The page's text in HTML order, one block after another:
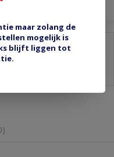
maar zolang de
mogelijk is
blijft liggen tot